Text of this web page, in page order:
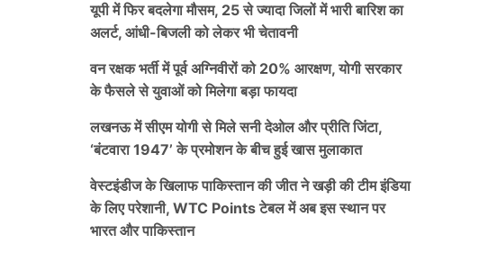
यूपी में फिर बदलेगा मौसम, 25 से ज्यादा जिलों में भारी बारिश का
अलर्ट, आंधी-बिजली को लेकर भी चेतावनी
वन रक्षक भर्ती में पूर्व अग्निवीरों को 20% आरक्षण, योगी सरकार
के फैसले से युवाओं को मिलेगा बड़ा फायदा
लखनऊ में सीएम योगी से मिले सनी देओल और प्रीति जिंटा,
‘बंटवारा 1947’ के प्रमोशन के बीच हुई खास मुलाकात
वेस्टइंडीज के खिलाफ पाकिस्तान की जीत ने खड़ी की टीम इंडिया
के लिए परेशानी, WTC Points टेबल में अब इस स्थान पर
भारत और पाकिस्तान